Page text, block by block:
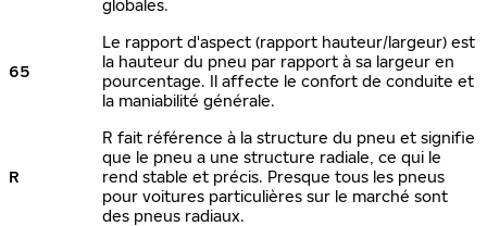
globales.
65
Le rapport d'aspect (rapport hauteur/largeur) est
la hauteur du pneu par rapport à sa largeur en
pourcentage. Il affecte le confort de conduite et
la maniabilité générale.
R
R fait référence à la structure du pneu et signifie
que le pneu a une structure radiale, ce qui le
rend stable et précis. Presque tous les pneus
pour voitures particulières sur le marché sont
des pneus radiaux.